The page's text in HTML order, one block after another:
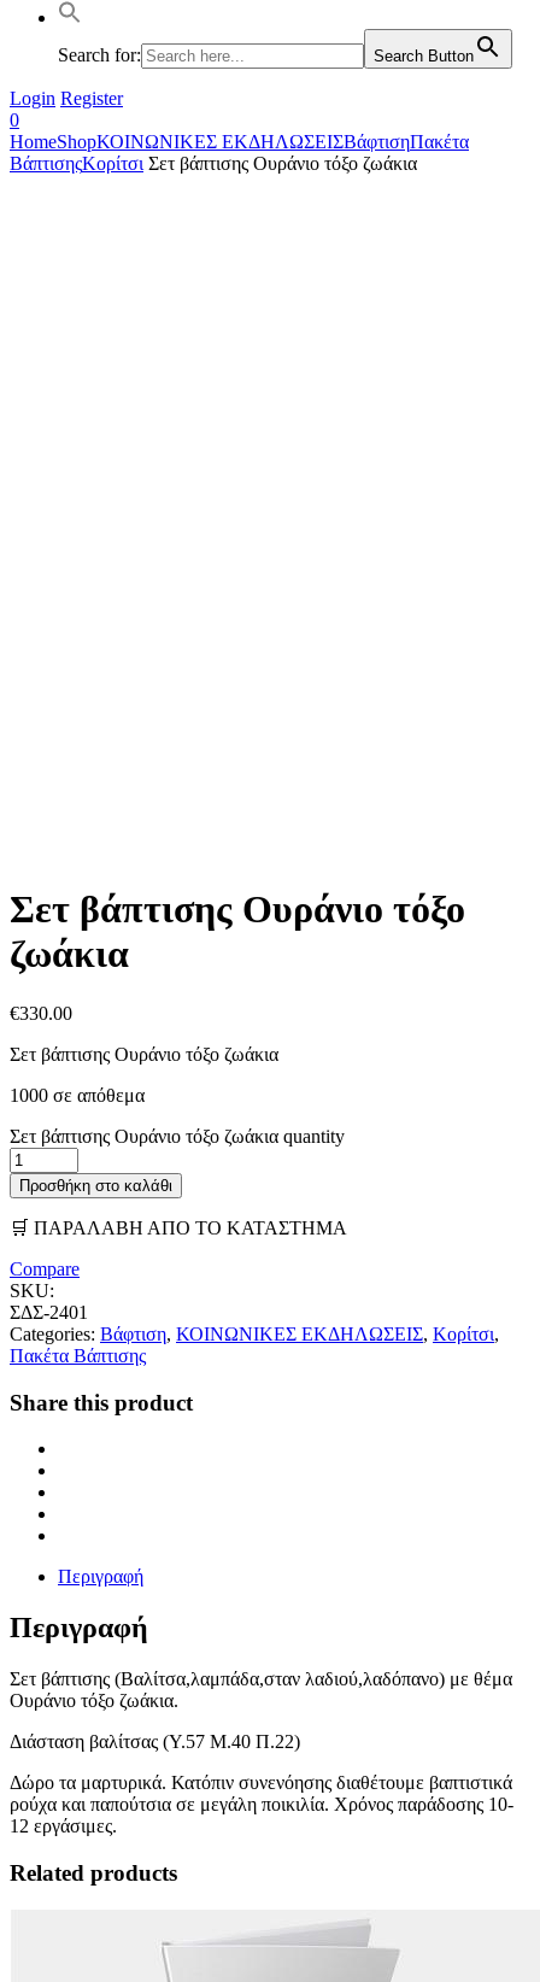
Search for: Search Button
Login Register
0
HomeShopΚΟΙΝΩΝΙΚΕΣ ΕΚΔΗΛΩΣΕΙΣΒάφτισηΠακέτα
ΒάπτισηςΚορίτσι Σετ βάπτισης Ουράνιο τόξο ζωάκια
Σετ βάπτισης Ουράνιο τόξο
ζωάκια
€330.00
Σετ βάπτισης Ουράνιο τόξο ζωάκια
1000 σε απόθεμα
Σετ βάπτισης Ουράνιο τόξο ζωάκια quantity
Προσθήκη στο καλάθι
🛒 ΠΑΡΑΛΑΒΗ ΑΠΟ ΤΟ ΚΑΤΑΣΤΗΜΑ
Compare
SKU:
ΣΔΣ-2401
Categories: Βάφτιση, ΚΟΙΝΩΝΙΚΕΣ ΕΚΔΗΛΩΣΕΙΣ, Κορίτσι,
Πακέτα Βάπτισης
Share this product
Περιγραφή
Περιγραφή
Σετ βάπτισης (Βαλίτσα,λαμπάδα,σταν λαδιού,λαδόπανο) με θέμα
Ουράνιο τόξο ζωάκια.
Διάσταση βαλίτσας (Υ.57 Μ.40 Π.22)
Δώρο τα μαρτυρικά. Κατόπιν συνενόησης διαθέτουμε βαπτιστικά
ρούχα και παπούτσια σε μεγάλη ποικιλία. Χρόνος παράδοσης 10-
12 εργάσιμες.
Related products